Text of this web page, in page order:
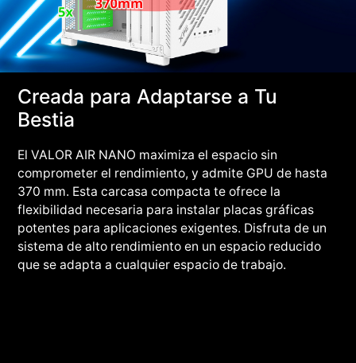
Creada para Adaptarse a Tu
Bestia
El VALOR AIR NANO maximiza el espacio sin
comprometer el rendimiento, y admite GPU de hasta
370 mm. Esta carcasa compacta te ofrece la
flexibilidad necesaria para instalar placas gráficas
potentes para aplicaciones exigentes. Disfruta de un
sistema de alto rendimiento en un espacio reducido
que se adapta a cualquier espacio de trabajo.